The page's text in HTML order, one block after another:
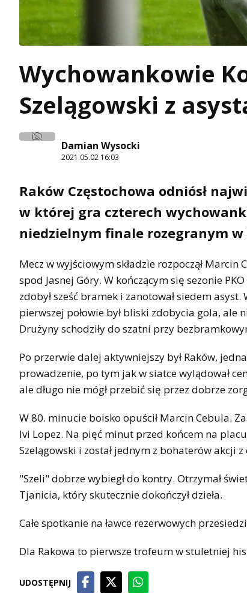
Wychowankowie
Szelągowski z
Damian Wysocki
2021.05.02 16:03
Raków Częstochowa odniósł
w której gra czterech
niedzielnym finale rozegranym w
Mecz w wyjściowym składzie rozpoczął
spod Jasnej Góry. W kończącym się sezonie
zdobył sześć bramek i zanotował siedem
pierwszej połowie był bliski zdobycia gola, ale
Drużyny schodziły do szatni przy
Po przerwie dalej aktywniejszy był Raków,
prowadzenie, po tym jak w siatce wylądował
ale długo nie mógł przebić się przez dobrze
W 80. minucie boisko opuścił Marcin Cebula.
Ivi Lopez. Na pięć minut przed końcem na
Szelągowski i został jednym z bohaterów akcji
"Szeli" dobrze wybiegł do kontry. Otrzymał
Tjanicia, który skutecznie dokończył dzieła.
Całe spotkanie na ławce rezerwowych
Dla Rakowa to pierwsze trofeum w stuletniej
UDOSTĘPNIJ